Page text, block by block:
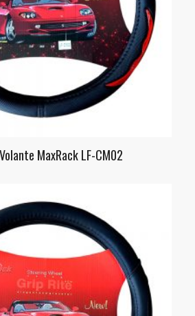
MaxRack LF-CM02